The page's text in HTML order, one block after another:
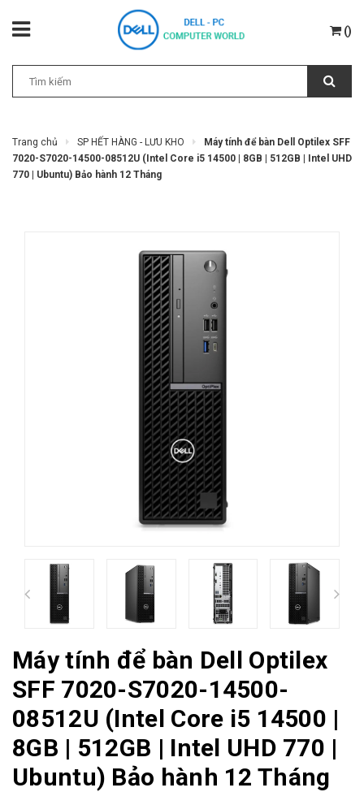
()
Trang chủ SP HẾT HÀNG - LƯU KHO
Máy tính để bàn Dell Optilex SFF
7020-S7020-14500-08512U (Intel Core i5 14500 | 8GB | 512GB | Intel UHD
770 | Ubuntu) Bảo hành 12 Tháng
Máy tính để bàn Dell Optilex
SFF 7020-S7020-14500-
08512U (Intel Core i5 14500 |
8GB | 512GB | Intel UHD 770 |
Ubuntu) Bảo hành 12 Tháng